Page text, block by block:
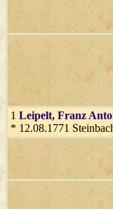
1 Leipelt, Franz
* 12.08.1771